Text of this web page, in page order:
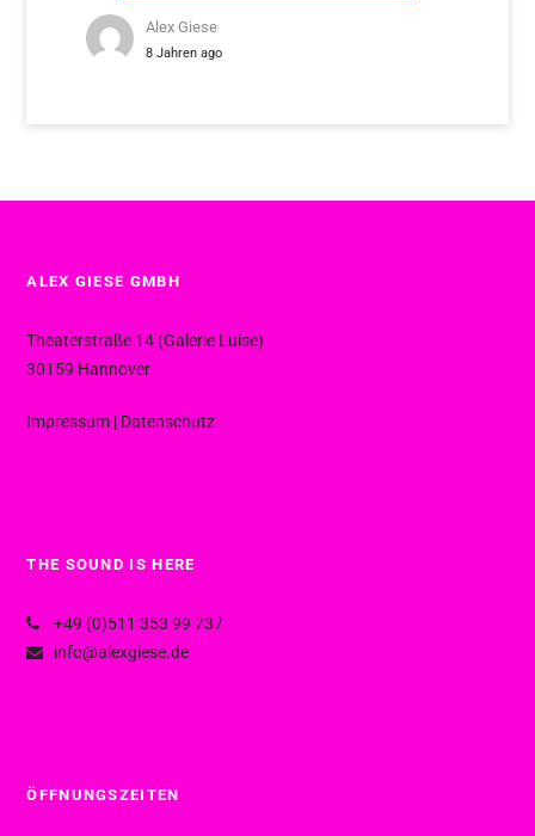
Alex Giese
8 Jahren ago
ALEX GIESE GMBH
Theaterstraße 14 (Galerie Luise)
30159 Hannover
Impressum | Datenschutz
THE SOUND IS HERE
+49 (0)511 353 99 737
info@alexgiese.de
ÖFFNUNGSZEITEN